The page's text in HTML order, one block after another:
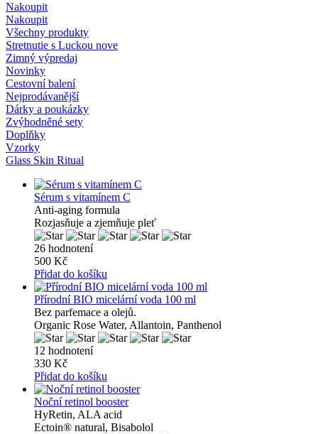
Nakoupit
Nakoupit
Všechny produkty
Stretnutie s Luckou nove
Zimný výpredaj
Novinky
Cestovní balení
Nejprodávanější
Dárky a poukázky
Zvýhodněné sety
Doplňky
Vzorky
Glass Skin Ritual
Sérum s vitamínem C
Anti-aging formula
Rozjasňuje a zjemňuje pleť
26 hodnotení
500 Kč
Přidat do košíku
Přírodní BIO micelární voda 100 ml
Bez parfemace a olejů.
Organic Rose Water, Allantoin, Panthenol
12 hodnotení
330 Kč
Přidat do košíku
Noční retinol booster
HyRetin, ALA acid
Ectoin® natural, Bisabolol